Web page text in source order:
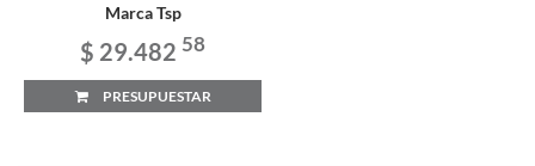
Marca Tsp
$ 29.482 58
PRESUPUESTAR